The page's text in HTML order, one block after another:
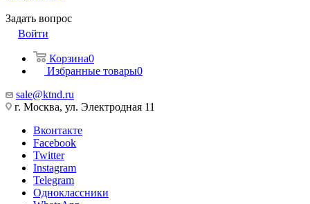
Задать вопрос
Войти
Корзина0
Избранные товары0
sale@ktnd.ru
г. Москва, ул. Электродная 11
Вконтакте
Facebook
Twitter
Instagram
Telegram
Одноклассники